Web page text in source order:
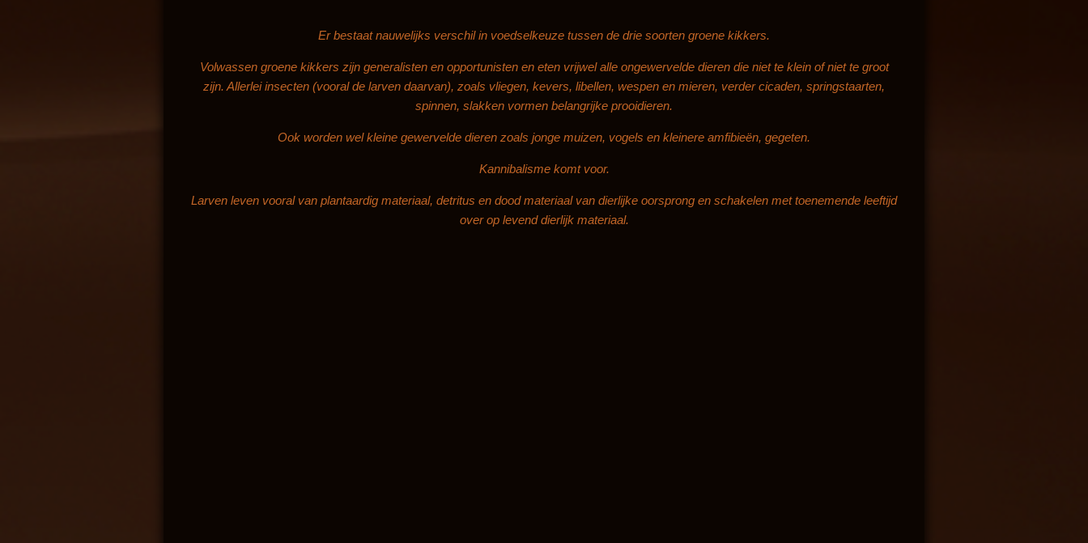
Er bestaat nauwelijks verschil in voedselkeuze tussen de drie soorten groene kikkers.
Volwassen groene kikkers zijn generalisten en opportunisten en eten vrijwel alle ongewervelde dieren die niet te klein of niet te groot
zijn. Allerlei insecten (vooral de larven daarvan), zoals vliegen, kevers, libellen, wespen en mieren, verder cicaden, springstaarten,
spinnen, slakken vormen belangrijke prooidieren.
Ook worden wel kleine gewervelde dieren zoals jonge muizen, vogels en kleinere amfibieën, gegeten.
Kannibalisme komt voor.
Larven leven vooral van plantaardig materiaal, detritus en dood materiaal van dierlijke oorsprong en schakelen met toenemende leeftijd
over op levend dierlijk materiaal.